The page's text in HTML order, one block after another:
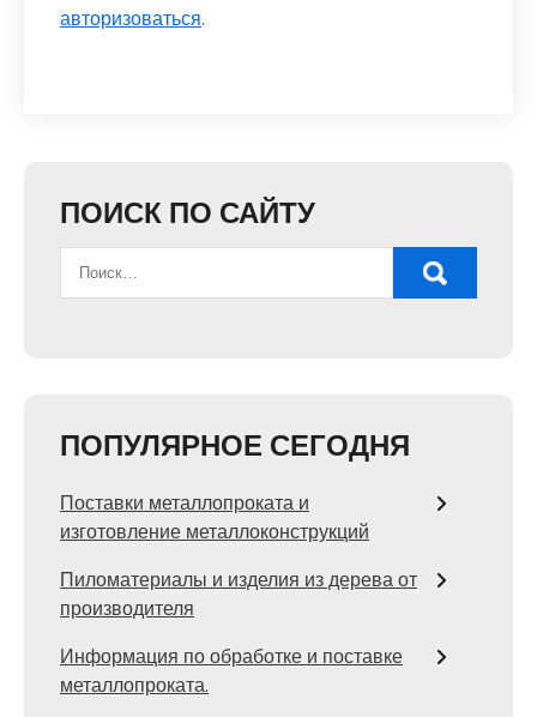
авторизоваться.
ПОИСК ПО САЙТУ
ПОПУЛЯРНОЕ СЕГОДНЯ
Поставки металлопроката и
изготовление металлоконструкций
Пиломатериалы и изделия из дерева от
производителя
Информация по обработке и поставке
металлопроката.